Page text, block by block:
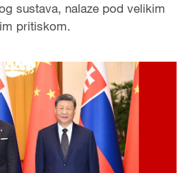
sustava, nalaze pod velikim
pritiskom.